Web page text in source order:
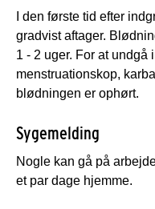
I den første tid efter
gradvist aftager.
1 - 2 uger. For at undgå
menstruationskop,
blødningen er ophørt.
Sygemelding
Nogle kan gå på
et par dage hjemme.